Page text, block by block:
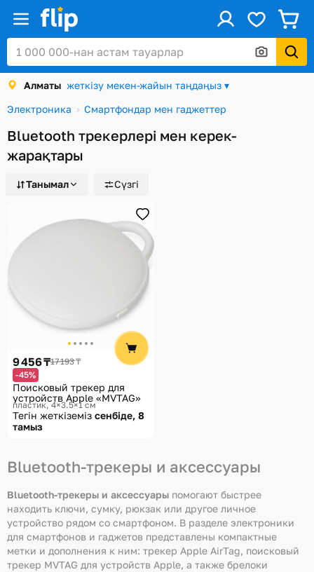
Алматы жеткізу мекен-жайын таңдаңыз ▾
Электроника
Смартфондар мен гаджеттер
Bluetooth трекерлері мен керек-
жарақтары
Танымал Сүзгі
9 456 ₸17 193 ₸
-45%
Поисковый трекер для
устройств Apple «MVTAG»
пластик, 4×3.5×1 см
Тегін жеткіземіз сенбіде, 8
тамыз
Bluetooth-трекеры и аксессуары
Bluetooth-трекеры и аксессуары помогают быстрее
находить ключи, сумку, рюкзак или другое личное
устройство рядом со смартфоном. В разделе электроники
для смартфонов и гаджетов представлены компактные
метки и дополнения к ним: трекер Apple AirTag, поисковый
трекер MVTAG для устройств Apple, а также брелоки
Кіру / Тіркеу
Каталог
Жеңілдіктер мен акциялар
Сыйлық карталары
Алматы
Қарап шығулар тарихы
Көмек
Жеткізу әдістері
Төлем әдістері